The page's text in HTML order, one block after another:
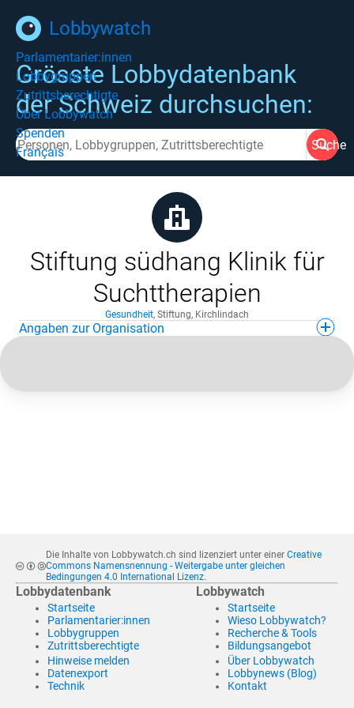
Lobbywatch
Parlamentarier:innen
Lobbygruppen
Zutrittsberechtigte
Über Lobbywatch
Spenden
Français
Grösste Lobbydatenbank
der Schweiz durchsuchen:
Suche
Stiftung südhang Klinik für
Suchttherapien
Gesundheit, Stiftung, Kirchlindach
Angaben zur Organisation
Die Inhalte von Lobbywatch.ch sind lizenziert unter einer Creative
Commons Namensnennung - Weitergabe unter gleichen
Bedingungen 4.0 International Lizenz.
Lobbydatenbank
Startseite
Parlamentarier:innen
Lobbygruppen
Zutrittsberechtigte
Hinweise melden
Datenexport
Technik
Lobbywatch
Startseite
Wieso Lobbywatch?
Recherche & Tools
Bildungsangebot
Über Lobbywatch
Lobbynews (Blog)
Kontakt